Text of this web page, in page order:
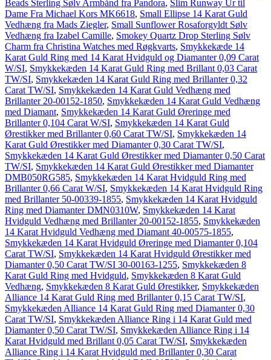
Beads Sterling Sølv Armbånd fra Pandora, Slim Runway Ur til
Dame Fra Michael Kors MK6618, Small Ellipse 14 Karat Guld
Vedhæng fra Mads Ziegler, Small Sunflower Rosaforgyldt Sølv
Vedhæng fra Izabel Camille, Smokey Quartz Drop Sterling Sølv
Charm fra Christina Watches med Røgkvarts, Smykkekæde 14
Karat Guld Ring med 14 Karat Hvidguld og Diamanter 0,09 Carat
W/SI, Smykkekæden 14 Karat Guld Ring med Brillant 0,03 Carat
TW/SI, Smykkekæden 14 Karat Guld Ring med Brillanter 0,32
Carat TW/SI, Smykkekæden 14 Karat Guld Vedhæng med
Brillanter 20-00152-1850, Smykkekæden 14 Karat Guld Vedhæng
med Diamant, Smykkekæden 14 Karat Guld Øreringe med
Brillanter 0,104 Carat W/SI, Smykkekæden 14 Karat Guld
Ørestikker med Brillanter 0,60 Carat TW/SI, Smykkekæden 14
Karat Guld Ørestikker med Diamanter 0,30 Carat TW/SI,
Smykkekæden 14 Karat Guld Ørestikker med Diamanter 0,50 Carat
TW/SI, Smykkekæden 14 Karat Guld Ørestikker med Diamanter
DMB050RG585, Smykkekæden 14 Karat Hvidguld Ring med
Brillanter 0,66 Carat W/SI, Smykkekæden 14 Karat Hvidguld Ring
med Brillanter 50-00339-1855, Smykkekæden 14 Karat Hvidguld
Ring med Diamanter DMN0310W, Smykkekæden 14 Karat
Hvidguld Vedhæng med Brillanter 20-00152-1855, Smykkekæden
14 Karat Hvidguld Vedhæng med Diamant 40-00575-1855,
Smykkekæden 14 Karat Hvidguld Øreringe med Diamanter 0,104
Carat TW/SI, Smykkekæden 14 Karat Hvidguld Ørestikker med
Diamanter 0,50 Carat TW/SI 30-00163-1255, Smykkekæden 8
Karat Guld Ring med Hvidguld, Smykkekæden 8 Karat Guld
Vedhæng, Smykkekæden 8 Karat Guld Ørestikker, Smykkekæden
Alliance 14 Karat Guld Ring med Brillanter 0,15 Carat TW/SI,
Smykkekæden Alliance 14 Karat Guld Ring med Diamanter 0,30
Carat TW/SI, Smykkekæden Alliance Ring i 14 Karat Guld med
Diamanter 0,50 Carat TW/SI, Smykkekæden Alliance Ring i 14
Karat Hvidguld med Brillant 0,05 Carat TW/SI, Smykkekæden
Alliance Ring i 14 Karat Hvidguld med Brillanter 0,30 Carat